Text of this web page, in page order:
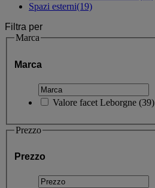
Spazi esterni(19)
Filtra per
Marca
Marca
Valore facet Leborgne (39)
Prezzo
Prezzo